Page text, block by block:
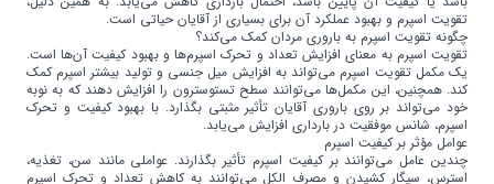
تقویت اسپرم و بهبود عملکرد آن برای بسیاری از آقایان حیاتی است.
چگونه تقویت اسپرم به باروری مردان کمک می‌کند؟
تقویت اسپرم به معنای افزایش تعداد و تحرک اسپرم‌ها و بهبود کیفیت آن‌ها است.
یک مکمل تقویت اسپرم می‌تواند به افزایش میل جنسی و تولید بیشتر اسپرم کمک
کند. همچنین، این مکمل‌ها می‌توانند سطح تستوسترون را افزایش دهند که به نوبه
خود می‌تواند بر روی باروری آقایان تأثیر مثبتی بگذارد. با بهبود کیفیت و تحرک
اسپرم، شانس موفقیت در بارداری افزایش می‌یابد.
عوامل مؤثر بر کیفیت اسپرم
چندین عامل می‌توانند بر کیفیت اسپرم تأثیر بگذارند. عواملی مانند سن، تغذیه،
استرس، سیگار کشیدن و مصرف الکل می‌توانند به کاهش تعداد و تحرک اسپرم